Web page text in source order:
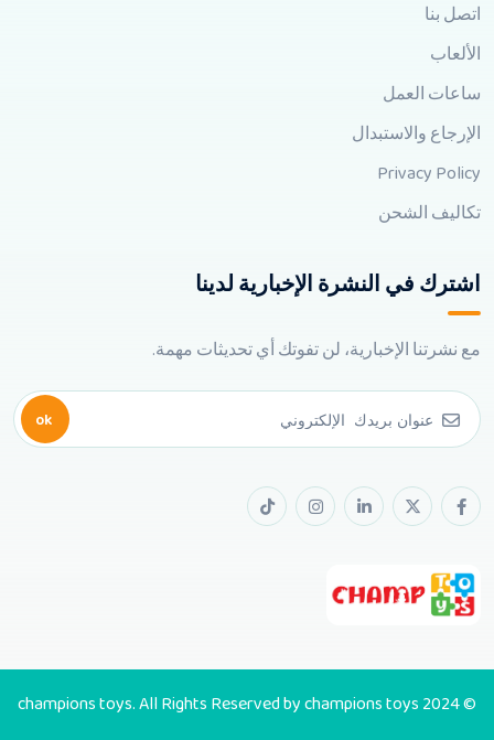
اتصل بنا
الألعاب
ساعات العمل
الإرجاع والاستبدال
Privacy Policy
تكاليف الشحن
اشترك في النشرة الإخبارية لدينا
مع نشرتنا الإخبارية، لن تفوتك أي تحديثات مهمة.
ok
© 2024 champions toys. All Rights Reserved by champions toys